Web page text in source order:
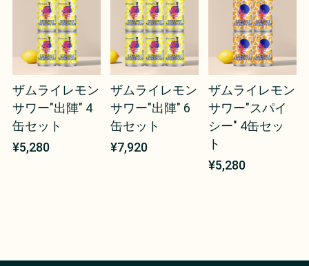
ザムライレモン
サワー"出陣" 4
缶セット
¥5,280
ザムライレモン
サワー"出陣" 6
缶セット
¥7,920
ザムライレモン
サワー"スパイ
シー" 4缶セッ
ト
¥5,280